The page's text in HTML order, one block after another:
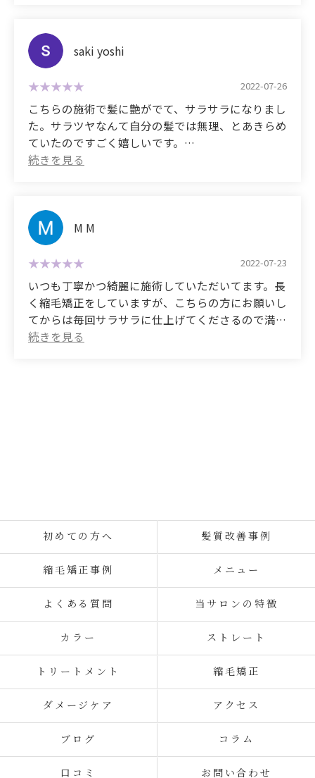
times), so my mom recommended this salon.
When I got my hair straightened, I was so
impressed with how silky smooth my hair was that
it made me wonder what the other straightening
treatments I'd had were all about.
Even though I'm quite shy, I was able to talk to
them easily and have a great time.
This is my favorite salon, so I plan to keep going!
The clean white interior of the salon was a lovely,
cozy place.
performed the most suitable treatment.
They were gentle on my hair, and the shampoo was
so pleasant I fell asleep.
The result was impeccable! It's the first time I've
ever had straight long hair.
I was amazed at how my curly hair was transformed
into shiny, smooth, straight hair that fluttered in
the wind!
I'm so glad I trusted them and left it to them.
(Translated by Google)
The owner took care of my hair. He treated me very
carefully in a private room, and helped me with
styling and other minor concerns, so I was very
satisfied!! He used something called raw oil as a
finishing touch, and it felt so good on my hands
that I immediately purchased it♬ I want to keep
my hair looking beautiful, so I'll definitely be
saki yoshi
2022-07-26
こちらの施術で髪に艶がでて、サラサラになりまし
た。サラツヤなんて自分の髪では無理、とあきらめ
ていたのですごく嬉しいです。
had given up on the idea of ​​having smooth, shiny
hair, so I'm very happy.
M M
2022-07-23
いつも丁寧かつ綺麗に施術していただいてます。長
く縮毛矯正をしていますが、こちらの方にお願いし
てからは毎回サラサラに仕上げてくださるので満足
しています。また、傷んでパサパサだった髪の毛が
really feel that the quality of my hair is improving.
初めての方へ 髪質改善事例
縮毛矯正事例 メニュー
よくある質問 当サロンの特徴
カラー ストレート
トリートメント 縮毛矯正
ダメージケア アクセス
ブログ コラム
口コミ お問い合わせ